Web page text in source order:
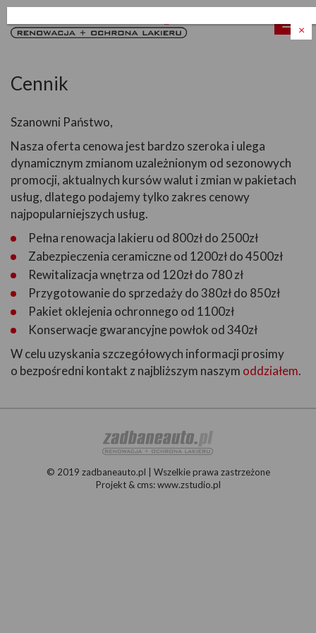
Cennik
Szanowni Państwo,
Nasza oferta cenowa jest bardzo szeroka i ulega
dynamicznym zmianom uzależnionym od sezonowych
promocji, aktualnych kursów walut i zmian w pakietach
usług, dlatego podajemy tylko zakres cenowy
najpopularniejszych usług.
Pełna renowacja lakieru od 800zł do 2500zł
Zabezpieczenia ceramiczne od 1200zł do 4500zł
Rewitalizacja wnętrza od 120zł do 780 zł
Przygotowanie do sprzedaży do 380zł do 850zł
Pakiet oklejenia ochronnego od 1100zł
Konserwacje gwarancyjne powłok od 340zł
W celu uzyskania szczegółowych informacji prosimy
o bezpośredni kontakt z najbliższym naszym oddziałem.
© 2019 zadbaneauto.pl | Wszelkie prawa zastrzeżone
Projekt & cms:www.zstudio.pl
×